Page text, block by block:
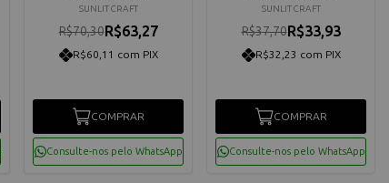
SUNLIT CRAFT
R$70,30R$63,27
R$60,11 com PIX
COMPRAR
Consulte-nos pelo WhatsApp
SUNLIT CRAFT
R$37,70R$33,93
R$32,23 com PIX
COMPRAR
Consulte-nos pelo WhatsApp